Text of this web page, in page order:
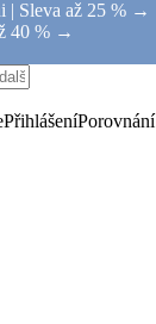
| Sleva až 25 % →
40 % →
PřihlášeníPorovnání